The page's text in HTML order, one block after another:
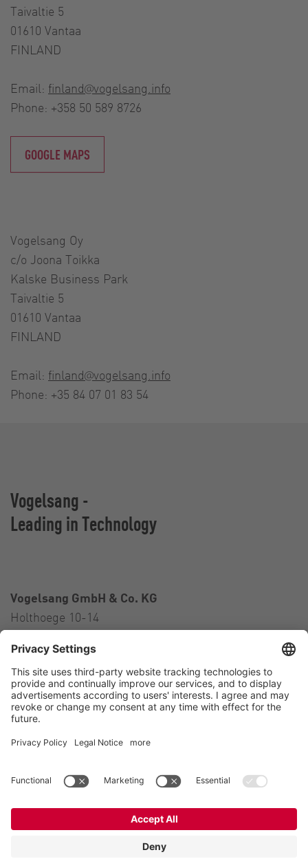
Taivaltie 5
01610 Vantaa
FINLAND
Email: finland@vogelsang.info
Phone: +358 50 589 8726
GOOGLE MAPS
Vogelsang Oy
c/o Joona Toikka
Kalske Business Park
Taivaltie 5
01610 Vantaa
FINLAND
Email: finland@vogelsang.info
Phone: +35 84 07 01 83 54
Vogelsang -
Leading in Technology
Vogelsang GmbH & Co. KG
Holthoege 10-14
Germany
Contact
Tel.:+49 5434 83 0